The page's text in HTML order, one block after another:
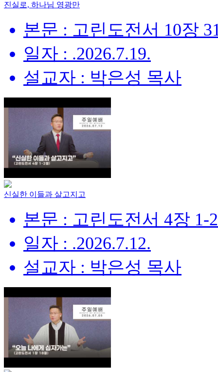
진실로, 하나님 영광만
본문 : 고린도전서 10장
일자 : .2026.7.19.
설교자 : 박은성 목사
신실한 이들과 살고지고
본문 : 고린도전서 4장 1-
일자 : .2026.7.12.
설교자 : 박은성 목사